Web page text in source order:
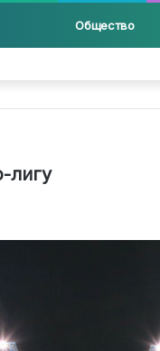
Общество
лигу